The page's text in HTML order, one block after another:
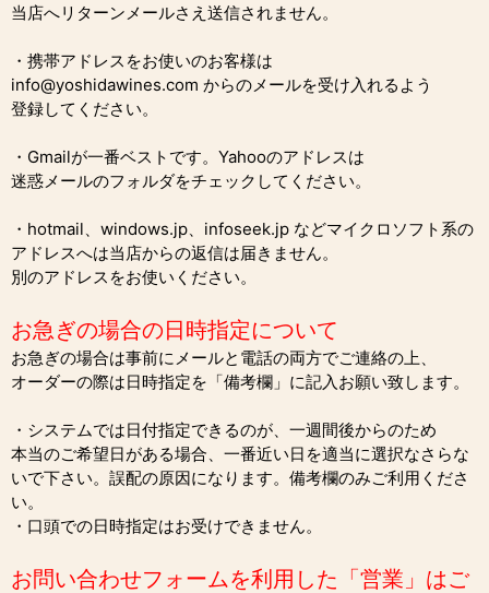
当店へリターンメールさえ送信されません。
・携帯アドレスをお使いのお客様は
info@yoshidawines.com からのメールを受け入れるよう
登録してください。
・Gmailが一番ベストです。Yahooのアドレスは
迷惑メールのフォルダをチェックしてください。
・hotmail、windows.jp、infoseek.jp などマイクロソフト系の
アドレスへは当店からの返信は届きません。
別のアドレスをお使いください。
お急ぎの場合の日時指定について
お急ぎの場合は事前にメールと電話の両方でご連絡の上、
オーダーの際は日時指定を「備考欄」に記入お願い致します。
・システムでは日付指定できるのが、一週間後からのため
本当のご希望日がある場合、一番近い日を適当に選択なさらな
いで下さい。誤配の原因になります。備考欄のみご利用くださ
い。
・口頭での日時指定はお受けできません。
お問い合わせフォームを利用した「営業」はご